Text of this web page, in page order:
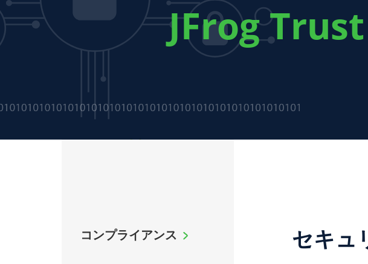
JFrog Trust
コンプライアンス セキュ